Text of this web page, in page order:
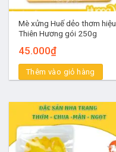
Mè xửng Huế dẻo thơm hiệu
Thiên Hương gói 250g
45.000₫
Thêm vào giỏ hàng